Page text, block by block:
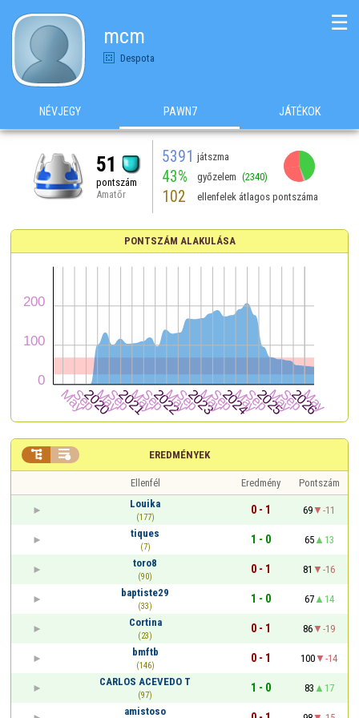
mcm
Despota
☰
NÉVJEGY PAWN7 JÁTÉKOK
51
pontszám
Amatőr
5391 játszma
43% győzelem (2340)
102 ellenfelek átlagos pontszáma
PONTSZÁM ALAKULÁSA
EREDMÉNYEK
 
Ellenfél Eredmény
Pontszám
Louika
(177)
0 - 1 69
-11
tiques
(7)
1 - 0 65
13
toro8
(90)
0 - 1 81
-16
baptiste29
(33)
1 - 0 67
14
Cortina
(23)
0 - 1 86
-19
bmftb
(146)
0 - 1 100
-14
CARLOS ACEVEDO T
(97)
1 - 0 83
17
amistoso